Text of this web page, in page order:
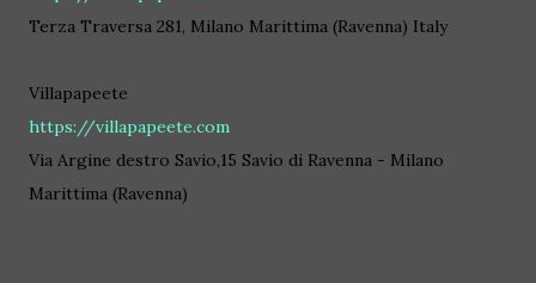
Terza Traversa 281, Milano Marittima (Ravenna) Italy
Villapapeete
https://villapapeete.com
Via Argine destro Savio,15 Savio di Ravenna - Milano
Marittima (Ravenna)